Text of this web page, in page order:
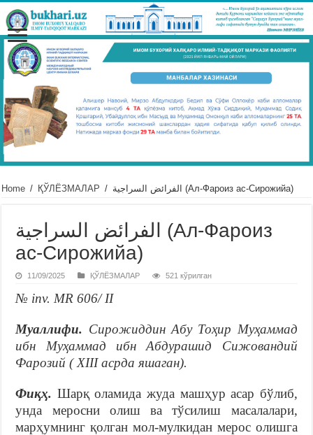
Home / ҚЎЛЁЗМАЛАР / الفرائض السراجية (Ал-Фароиз ас-Сирожийа)
الفرائض السراجية (Ал-Фароиз
ас-Сирожийа)
11/09/2025 ҚЎЛЁЗМАЛАР 521 кўрилган
№ inv. MR 606/ II
Муаллифи. Сирожиддин Абу Тоҳир Муҳаммад
ибн Муҳаммад ибн Абдурашид Сижовандий
Фарозий ( ХIII асрда яшаган).
Фиқҳ. Шарқ оламида жуда машҳур асар бўлиб,
унда меросни олиш ва тўсилиш масалалари,
марҳумнинг қолган мол-мулкидан мерос олишга